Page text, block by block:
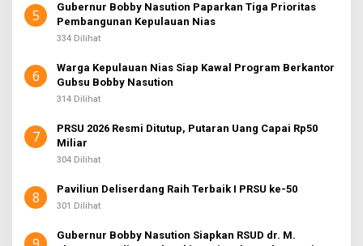
5
Gubernur Bobby Nasution Paparkan Tiga Prioritas
Pembangunan Kepulauan Nias
334 Dilihat
6
Warga Kepulauan Nias Siap Kawal Program Berkantor
Gubsu Bobby Nasution
314 Dilihat
7
PRSU 2026 Resmi Ditutup, Putaran Uang Capai Rp50
Miliar
304 Dilihat
8 Paviliun Deliserdang Raih Terbaik I PRSU ke-50
301 Dilihat
Gubernur Bobby Nasution Siapkan RSUD dr. M.